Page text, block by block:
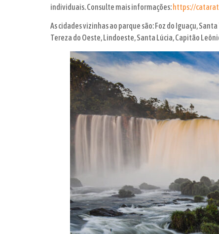
individuais. Consulte mais informações: https://
As cidades vizinhas ao parque são: Foz do Iguaçu,
Tereza do Oeste, Lindoeste, Santa Lúcia, Capitão